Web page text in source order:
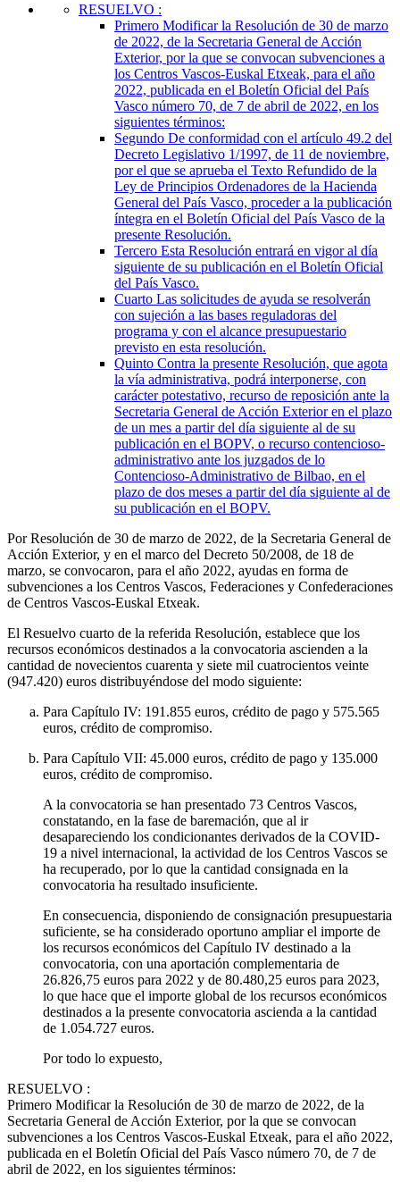
RESUELVO :
Primero Modificar la Resolución de 30 de marzo
de 2022, de la Secretaria General de Acción
Exterior, por la que se convocan subvenciones a
los Centros Vascos-Euskal Etxeak, para el año
2022, publicada en el Boletín Oficial del País
Vasco número 70, de 7 de abril de 2022, en los
siguientes términos:
Segundo De conformidad con el artículo 49.2 del
Decreto Legislativo 1/1997, de 11 de noviembre,
por el que se aprueba el Texto Refundido de la
Ley de Principios Ordenadores de la Hacienda
General del País Vasco, proceder a la publicación
íntegra en el Boletín Oficial del País Vasco de la
presente Resolución.
Tercero Esta Resolución entrará en vigor al día
siguiente de su publicación en el Boletín Oficial
del País Vasco.
Cuarto Las solicitudes de ayuda se resolverán
con sujeción a las bases reguladoras del
programa y con el alcance presupuestario
previsto en esta resolución.
Quinto Contra la presente Resolución, que agota
la vía administrativa, podrá interponerse, con
carácter potestativo, recurso de reposición ante la
Secretaria General de Acción Exterior en el plazo
de un mes a partir del día siguiente al de su
publicación en el BOPV, o recurso contencioso-
administrativo ante los juzgados de lo
Contencioso-Administrativo de Bilbao, en el
plazo de dos meses a partir del día siguiente al de
su publicación en el BOPV.
Por Resolución de 30 de marzo de 2022, de la Secretaria General de
Acción Exterior, y en el marco del Decreto 50/2008, de 18 de
marzo, se convocaron, para el año 2022, ayudas en forma de
subvenciones a los Centros Vascos, Federaciones y Confederaciones
de Centros Vascos-Euskal Etxeak.
El Resuelvo cuarto de la referida Resolución, establece que los
recursos económicos destinados a la convocatoria ascienden a la
cantidad de novecientos cuarenta y siete mil cuatrocientos veinte
(947.420) euros distribuyéndose del modo siguiente:
Para Capítulo IV: 191.855 euros, crédito de pago y 575.565
euros, crédito de compromiso.
Para Capítulo VII: 45.000 euros, crédito de pago y 135.000
euros, crédito de compromiso.
A la convocatoria se han presentado 73 Centros Vascos,
constatando, en la fase de baremación, que al ir
desapareciendo los condicionantes derivados de la COVID-
19 a nivel internacional, la actividad de los Centros Vascos se
ha recuperado, por lo que la cantidad consignada en la
convocatoria ha resultado insuficiente.
En consecuencia, disponiendo de consignación presupuestaria
suficiente, se ha considerado oportuno ampliar el importe de
los recursos económicos del Capítulo IV destinado a la
convocatoria, con una aportación complementaria de
26.826,75 euros para 2022 y de 80.480,25 euros para 2023,
lo que hace que el importe global de los recursos económicos
destinados a la presente convocatoria ascienda a la cantidad
de 1.054.727 euros.
Por todo lo expuesto,
RESUELVO :
Primero Modificar la Resolución de 30 de marzo de 2022, de la
Secretaria General de Acción Exterior, por la que se convocan
subvenciones a los Centros Vascos-Euskal Etxeak, para el año 2022,
publicada en el Boletín Oficial del País Vasco número 70, de 7 de
abril de 2022, en los siguientes términos: